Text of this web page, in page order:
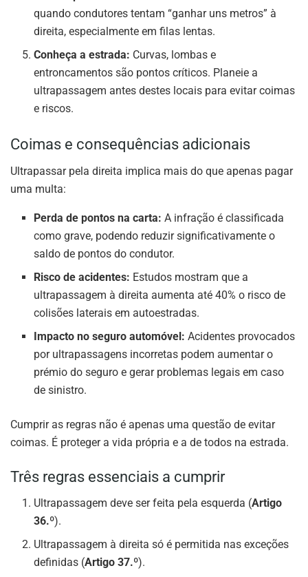
quando condutores tentam “ganhar uns metros” à
direita, especialmente em filas lentas.
Conheça a estrada: Curvas, lombas e
entroncamentos são pontos críticos. Planeie a
ultrapassagem antes destes locais para evitar coimas
e riscos.
Coimas e consequências adicionais
Ultrapassar pela direita implica mais do que apenas pagar
uma multa:
Perda de pontos na carta: A infração é classificada
como grave, podendo reduzir significativamente o
saldo de pontos do condutor.
Risco de acidentes: Estudos mostram que a
ultrapassagem à direita aumenta até 40% o risco de
colisões laterais em autoestradas.
Impacto no seguro automóvel: Acidentes provocados
por ultrapassagens incorretas podem aumentar o
prémio do seguro e gerar problemas legais em caso
de sinistro.
Cumprir as regras não é apenas uma questão de evitar
coimas. É proteger a vida própria e a de todos na estrada.
Três regras essenciais a cumprir
Ultrapassagem deve ser feita pela esquerda (Artigo
36.º).
Ultrapassagem à direita só é permitida nas exceções
definidas (Artigo 37.º).